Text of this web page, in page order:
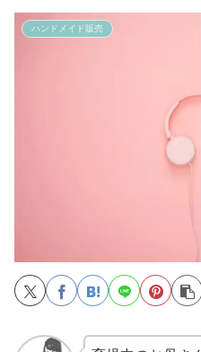
ハンドメイド販売